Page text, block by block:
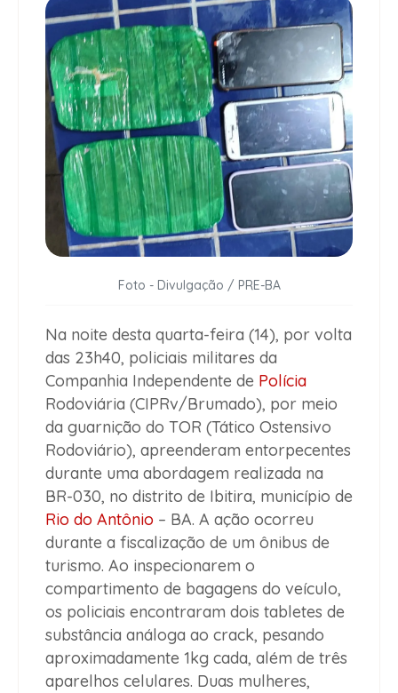
Foto - Divulgação / PRE-BA
Na noite desta quarta-feira (14), por volta
das 23h40, policiais militares da
Companhia Independente de Polícia
Rodoviária (CIPRv/Brumado), por meio
da guarnição do TOR (Tático Ostensivo
Rodoviário), apreenderam entorpecentes
durante uma abordagem realizada na
BR-030, no distrito de Ibitira, município de
Rio do Antônio – BA. A ação ocorreu
durante a fiscalização de um ônibus de
turismo. Ao inspecionarem o
compartimento de bagagens do veículo,
os policiais encontraram dois tabletes de
substância análoga ao crack, pesando
aproximadamente 1kg cada, além de três
aparelhos celulares. Duas mulheres,